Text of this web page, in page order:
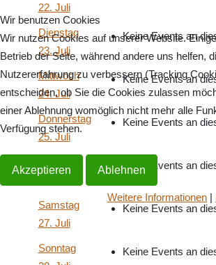
22. Juli
Dienstag
23. Juli
Keine Events an
Mittwoch
24. Juli
Keine Events an
Donnerstag
25. Juli
Keine Events an
26. Juli
Keine Events an
Samstag
27. Juli
Keine Events an
Sonntag
Keine Events an
Wir benutzen Cookies
Wir nutzen Cookies auf unserer Website.
Betrieb der Seite, während andere uns helfen,
Nutzererfahrung zu verbessern (Tracking
entscheiden, ob Sie die Cookies zulassen
einer Ablehnung womöglich nicht mehr alle
Verfügung stehen.
Akzeptieren Ablehnen
Weitere Informationen |